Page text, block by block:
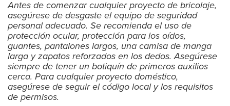
Antes de comenzar cualquier proyecto de bricolaje,
asegúrese de desgaste el equipo de seguridad
personal adecuado. Se recomienda el uso de
protección ocular, protección para los oídos,
guantes, pantalones largos, una camisa de manga
larga y zapatos reforzados en los dedos. Asegúrese
siempre de tener un botiquín de primeros auxilios
cerca. Para cualquier proyecto doméstico,
asegúrese de seguir el código local y los requisitos
de permisos.